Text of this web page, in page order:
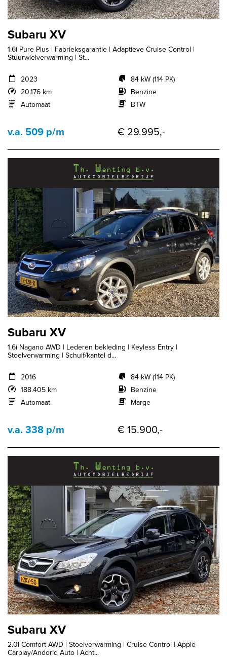
Subaru XV
1.6i Pure Plus | Fabrieksgarantie | Adaptieve Cruise Control |
Stuurwielverwarming | St...
2023
20.176 km
Automaat
84 kW (114 PK)
Benzine
BTW
v.a. 509 p/m € 29.995,-
Subaru XV
1.6i Nagano AWD | Lederen bekleding | Keyless Entry |
Stoelverwarming | Schuif/kantel d...
2016
188.405 km
Automaat
84 kW (114 PK)
Benzine
Marge
v.a. 338 p/m € 15.900,-
Subaru XV
2.0i Comfort AWD | Stoelverwarming | Cruise Control | Apple
Carplay/Andorid Auto | Acht...